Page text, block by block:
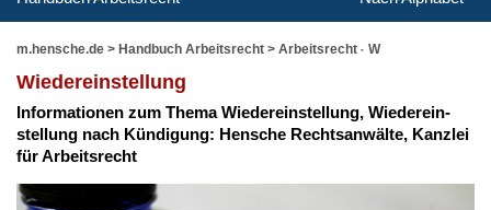
m.hensche.de > Handbuch Arbeitsrecht > Arbeitsrecht - W
Wie­der­ein­stel­lung
In­for­ma­tio­nen zum The­ma Wie­der­ein­stel­lung, Wie­der­ein­
stel­lung nach Kün­di­gung: Hen­sche Rechts­an­wäl­te, Kanz­lei
für Ar­beits­recht